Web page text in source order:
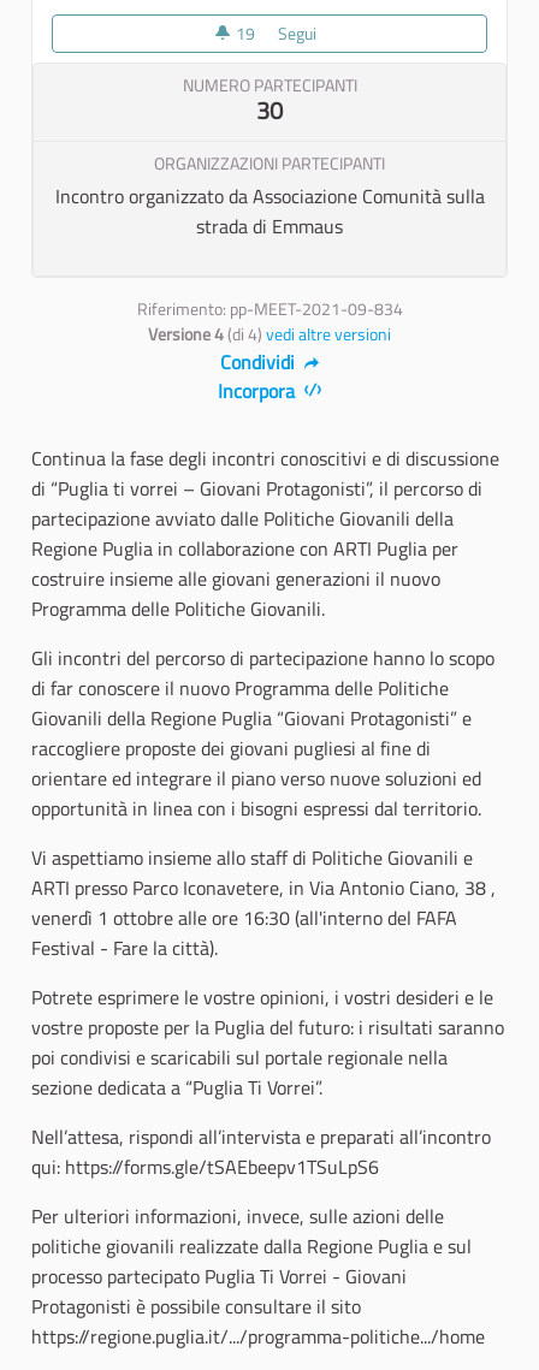
19 19 sostenitori
Segui
NUMERO PARTECIPANTI
30
ORGANIZZAZIONI PARTECIPANTI
Incontro organizzato da Associazione Comunità sulla
strada di Emmaus
Riferimento: pp-MEET-2021-09-834
Versione 4(di 4)vedi altre versioni
Condividi
Incorpora
Continua la fase degli incontri conoscitivi e di discussione
di “Puglia ti vorrei – Giovani Protagonisti”, il percorso di
partecipazione avviato dalle Politiche Giovanili della
Regione Puglia in collaborazione con ARTI Puglia per
costruire insieme alle giovani generazioni il nuovo
Programma delle Politiche Giovanili.
Gli incontri del percorso di partecipazione hanno lo scopo
di far conoscere il nuovo Programma delle Politiche
Giovanili della Regione Puglia “Giovani Protagonisti” e
raccogliere proposte dei giovani pugliesi al fine di
orientare ed integrare il piano verso nuove soluzioni ed
opportunità in linea con i bisogni espressi dal territorio.
Vi aspettiamo insieme allo staff di Politiche Giovanili e
ARTI presso Parco Iconavetere, in Via Antonio Ciano, 38 ,
venerdì 1 ottobre alle ore 16:30 (all'interno del FAFA
Festival - Fare la città).
Potrete esprimere le vostre opinioni, i vostri desideri e le
vostre proposte per la Puglia del futuro: i risultati saranno
poi condivisi e scaricabili sul portale regionale nella
sezione dedicata a “Puglia Ti Vorrei”.
Nell’attesa, rispondi all’intervista e preparati all’incontro
qui: https://forms.gle/tSAEbeepv1TSuLpS6
Per ulteriori informazioni, invece, sulle azioni delle
politiche giovanili realizzate dalla Regione Puglia e sul
processo partecipato Puglia Ti Vorrei - Giovani
Protagonisti è possibile consultare il sito
https://regione.puglia.it/.../programma-politiche.../home